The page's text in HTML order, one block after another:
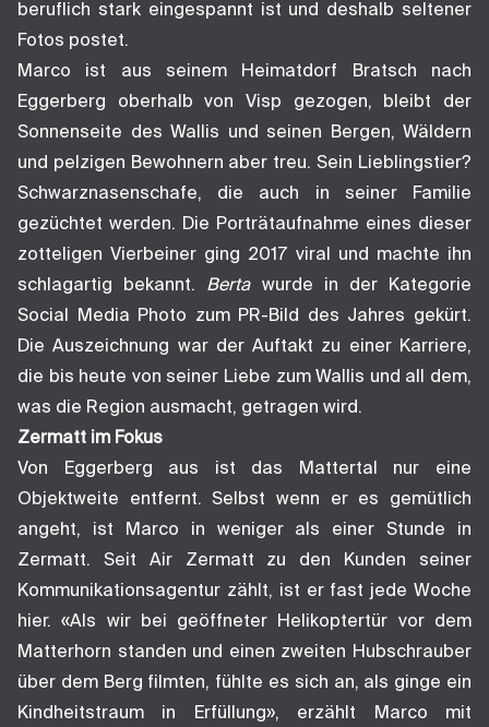
beruflich stark eingespannt ist und deshalb seltener
Fotos postet.
Marco ist aus seinem Heimatdorf Bratsch nach
Eggerberg oberhalb von Visp gezogen, bleibt der
Sonnenseite des Wallis und seinen Bergen, Wäldern
und pelzigen Bewohnern aber treu. Sein Lieblingstier?
Schwarznasenschafe, die auch in seiner Familie
gezüchtet werden. Die Porträtaufnahme eines dieser
zotteligen Vierbeiner ging 2017 viral und machte ihn
schlagartig bekannt. Bertawurde in der Kategorie
Social Media Photo zum PR-Bild des Jahres gekürt.
Die Auszeichnung war der Auftakt zu einer Karriere,
die bis heute von seiner Liebe zum Wallis und all dem,
was die Region ausmacht, getragen wird.
Zermatt im Fokus
Von Eggerberg aus ist das Mattertal nur eine
Objektweite entfernt. Selbst wenn er es gemütlich
angeht, ist Marco in weniger als einer Stunde in
Zermatt. Seit Air Zermatt zu den Kunden seiner
Kommunikationsagentur zählt, ist er fast jede Woche
hier. «Als wir bei geöffneter Helikoptertür vor dem
Matterhorn standen und einen zweiten Hubschrauber
über dem Berg filmten, fühlte es sich an, als ginge ein
Kindheitstraum in Erfüllung», erzählt Marco mit